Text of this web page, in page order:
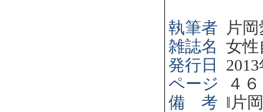
執筆者
片
雑誌名 女性
発行日
2013
ページ
４
備 考 ‖ 片